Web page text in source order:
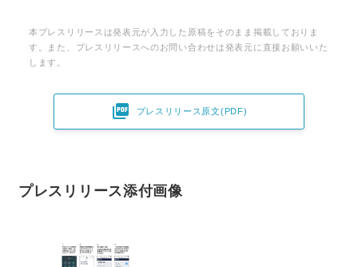
本プレスリリースは発表元が入力した原稿をそのまま掲載しておりま
す。また、プレスリリースへのお問い合わせは発表元に直接お願いいた
します。
 プレスリリース原文(PDF)
プレスリリース添付画像